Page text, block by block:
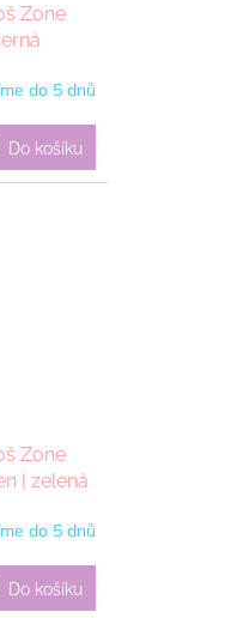
Zone
do 5 dnů
Do košíku
Zone
| zelená
do 5 dnů
Do košíku